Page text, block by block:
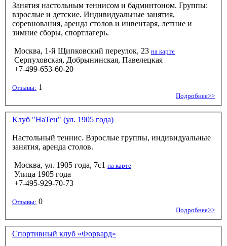
Занятия настольным теннисом и бадминтоном. Группы:
взрослые и детские. Индивидуальные занятия,
соревнования, аренда столов и инвентаря, летние и
зимние сборы, спортлагерь.
Москва, 1-й Щипковский переулок, 23 на карте
Серпуховская, Добрынинская, Павелецкая
+7-499-653-60-20
Отзывы: 1
Подробнее>>
Клуб "НаТен" (ул. 1905 года)
Настольный теннис. Взрослые группы, индивидуальные
занятия, аренда столов.
Москва, ул. 1905 года, 7с1 на карте
Улица 1905 года
+7-495-929-70-73
Отзывы: 0
Подробнее>>
Спортивный клуб «Форвард»